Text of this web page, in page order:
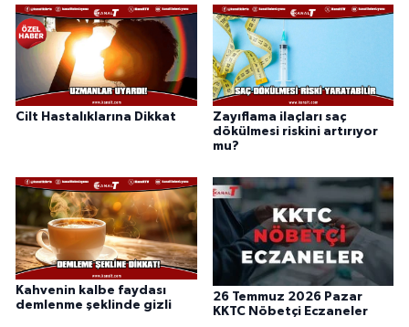
Cilt Hastalıklarına Dikkat
Zayıflama ilaçları saç
dökülmesi riskini artırıyor
mu?
Kahvenin kalbe faydası
demlenme şeklinde gizli
26 Temmuz 2026 Pazar
KKTC Nöbetçi Eczaneler